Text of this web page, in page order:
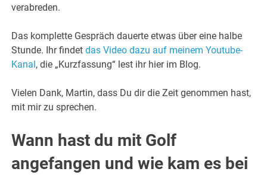
verabreden.
Das komplette Gespräch dauerte etwas über eine halbe
Stunde. Ihr findetdas Video dazu auf meinem Youtube-
Kanal , die „Kurzfassung“ lest ihr hier im Blog.
Vielen Dank, Martin, dass Du dir die Zeit genommen hast,
mit mir zu sprechen.
Wann hast du mit Golf
angefangen und wie kam es bei